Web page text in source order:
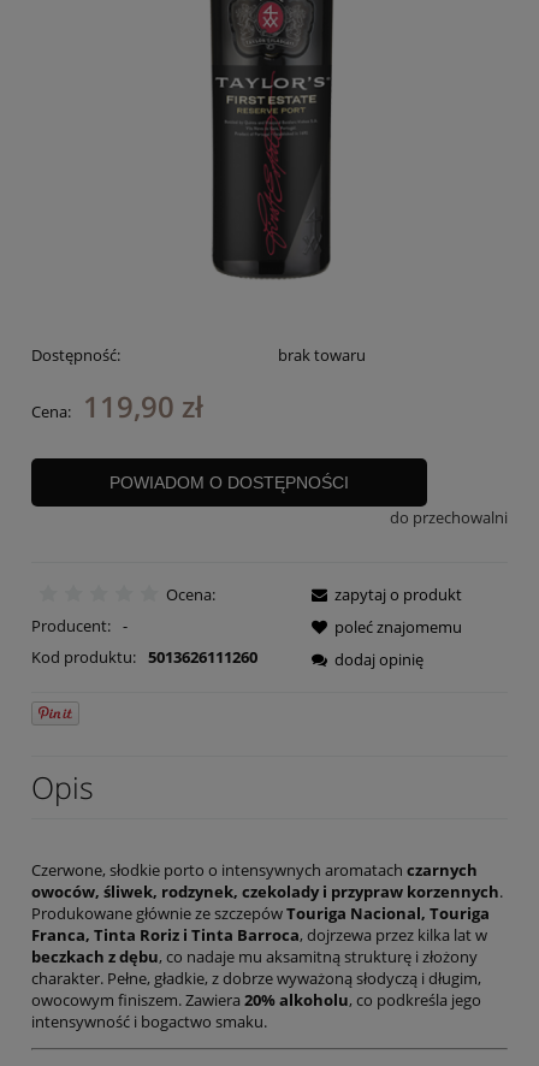
Dostępność: brak towaru
Cena: 119,90 zł
POWIADOM O DOSTĘPNOŚCI
do przechowalni
Ocena:
Producent: -
Kod produktu: 5013626111260
zapytaj o produkt
poleć znajomemu
dodaj opinię
Opis
Czerwone, słodkie porto o intensywnych aromatach czarnych
owoców, śliwek, rodzynek, czekolady i przypraw korzennych.
Produkowane głównie ze szczepówTouriga Nacional, Touriga
Franca, Tinta Roriz i Tinta Barroca, dojrzewa przez kilka lat w
beczkach z dębu, co nadaje mu aksamitną strukturę i złożony
charakter. Pełne, gładkie, z dobrze wyważoną słodyczą i długim,
owocowym finiszem. Zawiera 20% alkoholu, co podkreśla jego
intensywność i bogactwo smaku.